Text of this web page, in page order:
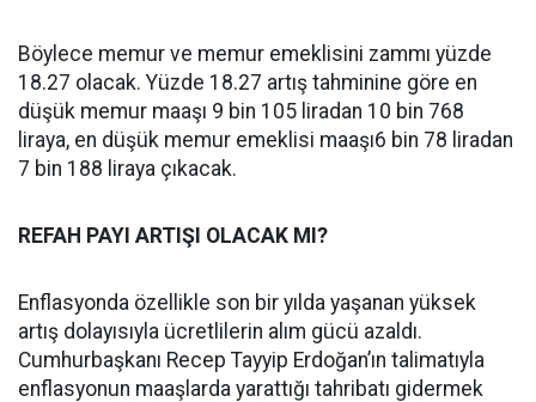
Böylece memur ve memur emeklisini zammı yüzde
18.27 olacak. Yüzde 18.27 artış tahminine göre en
düşük memur maaşı 9 bin 105 liradan 10 bin 768
liraya, en düşük memur emeklisi maaşı6 bin 78 liradan
7 bin 188 liraya çıkacak.
REFAH PAYI ARTIŞI OLACAK MI?
Enflasyonda özellikle son bir yılda yaşanan yüksek
artış dolayısıyla ücretlilerin alım gücü azaldı.
Cumhurbaşkanı Recep Tayyip Erdoğan’ın talimatıyla
enflasyonun maaşlarda yarattığı tahribatı gidermek